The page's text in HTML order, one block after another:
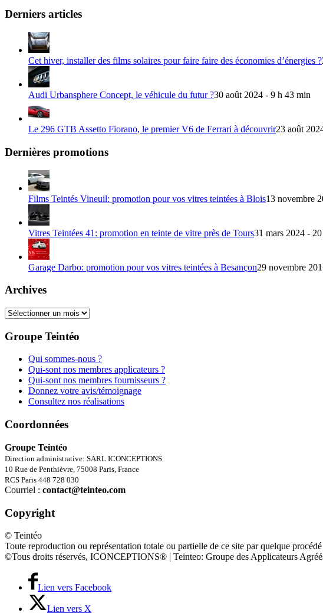
Derniers articles
Cet hiver, installer des films solaires pour faire faire des économies d’énergies ?
Audi Urbansphere Concept, le véhicule du futur ?30 août 2024 - 9 h 43 min
Le 296 GTB Assetto Fiorano, le premier V6 de Ferrari à découvrir23 août
Dernières promotions
Films Teintés Vineuil: promotion pour vos vitres teintées à Blois13 novembre
Vitres Teintées 41: promotion en teinte de vitre près de Tours31 mars 2024 -
Garage Darbo: promotion pour vos vitres teintées à Besançon29 novembre
Archives
Archives
Groupe Teintéo
Qui sommes-nous ?
Qui-sont nos membres applicateurs ?
Qui-sont nos membres fournisseurs ?
Donnez votre avis/témoignage
Consultez nos réalisations
Coordonnées
Groupe Teintéo
Direction administrative: SARL ICONCEPTIONS
10 Rue de Penthièvre, 75008 Paris, France
RCS Paris 448 728 030
Courriel : contact@teinteo.com
Copyright
© Teintéo
Toute reproduction ou représentation totale ou partielle de ce site par quelque
©Tous droits réservés, ICONCEPTIONS® | Teinteo: Groupe des Applicateurs
Lien vers Facebook
Lien vers X